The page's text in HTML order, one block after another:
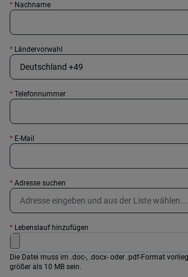
* Nachname
* Ländervorwahl
* Telefonnummer
* E-Mail
* Adresse suchen
* Lebenslauf hinzufügen
Die Datei muss im .doc-, .docx- oder .pdf-Format
größer als 10 MB sein.